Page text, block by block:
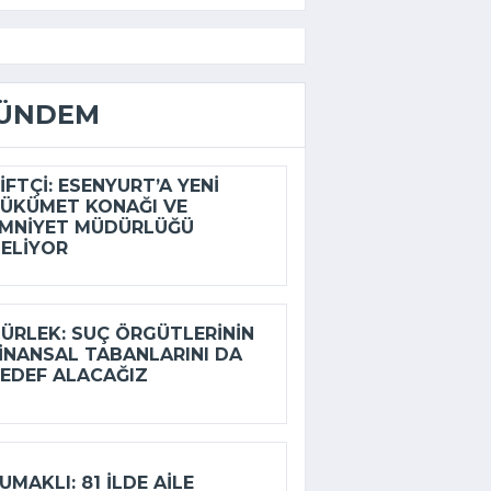
ESENYURT’A YENI
KONAĞI VE
MÜDÜRLÜĞÜ
SUÇ ÖRGÜTLERININ
TABANLARINI DA
ALACAĞIZ
81 ILDE AILE